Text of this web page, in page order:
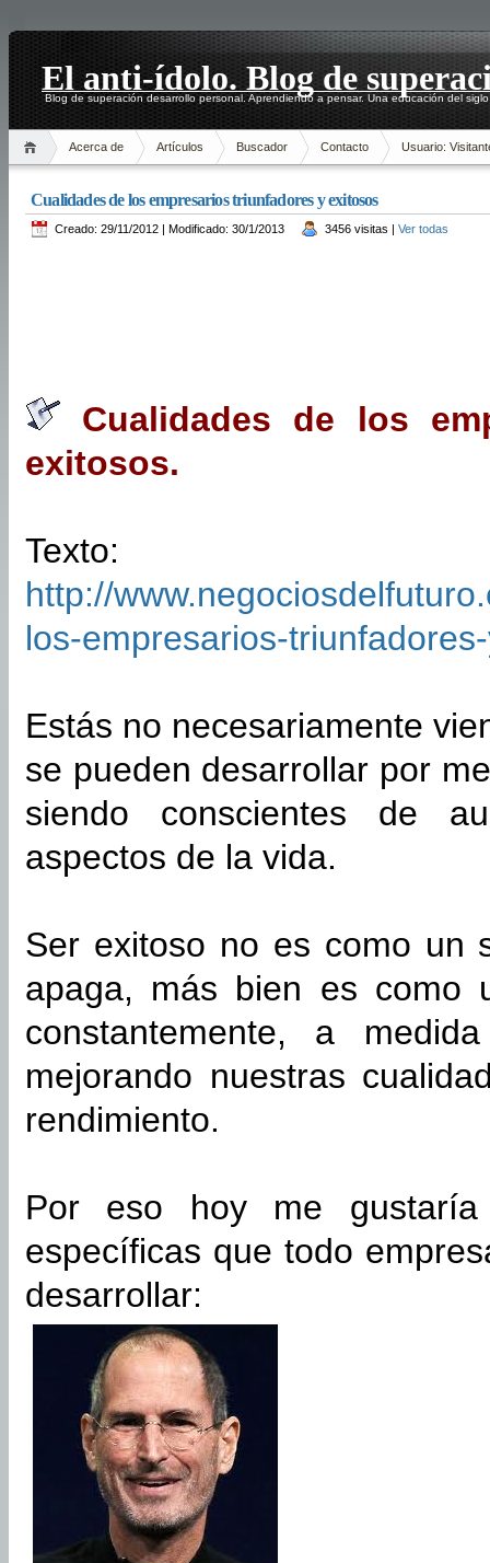
El anti-ídolo. Blog de
Blog de superación desarrollo personal. Aprendiendo a pensar. Una educación del
Acerca de Artículos Buscador Contacto Usuario:
Cualidades de los empresarios triunfadores y exitosos
Creado: 29/11/2012 | Modificado: 30/1/2013 3456 visitas | Ver todas
Cualidades de los
exitosos.
Texto:
http://
los-empresarios-
Estás no necesariamente
se pueden desarrollar por
siendo conscientes de
aspectos de la vida.
Ser exitoso no es como un
apaga, más bien es como
constantemente, a
mejorando nuestras
rendimiento.
Por eso hoy me
específicas que todo
desarrollar: